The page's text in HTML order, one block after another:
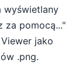
wyświetlany
za pomocą..."
jako
.png.